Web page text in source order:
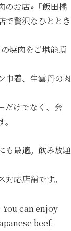
お店⭐︎「飯田橋
で贅沢なひととき
焼肉をご堪能頂
巾着、生雲丹の肉
だけでなく、会
も最適。飲み放題
応店舗です。
can enjoy
beef.